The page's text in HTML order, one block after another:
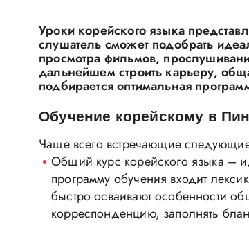
Уроки корейского языка
слушатель сможет подобрать
просмотра фильмов,
дальнейшем строить карьеру,
подбирается оптимальная
Обучение корейскому в
Чаще всего встречающие
Общий курс корейского языка –
программу обучения входит
быстро осваивают особенности
корреспонденцию, заполнять